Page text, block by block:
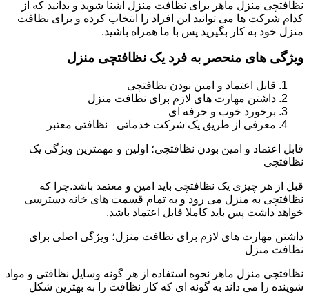
نظافتچی منزل ماهر برای نظافت منزل آشنا شوید و بدانید که از
کدام شرکت ها می توانید این افراد را انتخاب کرده و برای نظافت
منزل خود به کار بگیرید پس با ما همراه باشید.
ویژگی های منحصر به فرد یک نظافتچی منزل
قابل اعتماد و امین بودن نظافتچی
داشتن مهارت های لازم برای نظافت منزل
برخورد خوب و حرفه ای
معرفی از طریق یک شرکت خدماتی_ نظافتی معتبر
قابل اعتماد و امین بودن نظافتچی؛ اولین و مهمترین ویژگی یک
نظافتچی
قبل از هر چیزی یک نظافتچی باید امین و معتمد باشد.چرا که
نظافتچی به منزل می رود و به تمام قسمت های خانه دسترسی
خواهد داشت پس باید کاملا قابل اعتماد باشد.
داشتن مهارت های لازم برای نظافت منزل؛ ویژگی اصلی برای
نظافت منزل
نظافتچی منزل ماهر نحوه استفاده از هر گونه وسایل نظافتی و مواد
شوینده را می داند به گونه ای که کار نظافت را به بهترین شکل